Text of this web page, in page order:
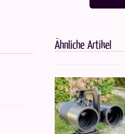
Ähnliche Artikel